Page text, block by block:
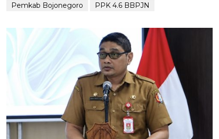
Pemkab Bojonegoro
PPK 4.6 BBPJN